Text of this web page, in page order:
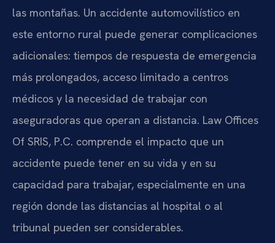
las montañas. Un accidente automovilístico en
este entorno rural puede generar complicaciones
adicionales: tiempos de respuesta de emergencia
más prolongados, acceso limitado a centros
médicos y la necesidad de trabajar con
aseguradoras que operan a distancia. Law Offices
Of SRIS, P.C. comprende el impacto que un
accidente puede tener en su vida y en su
capacidad para trabajar, especialmente en una
región donde las distancias al hospital o al
tribunal pueden ser considerables.